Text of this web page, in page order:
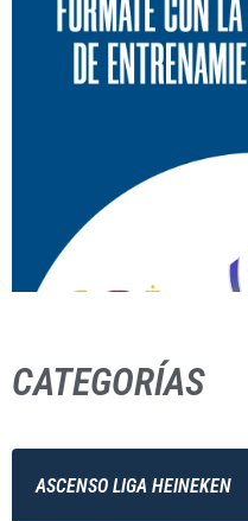
CATEGORÍAS
ASCENSO LIGA HEINEKEN